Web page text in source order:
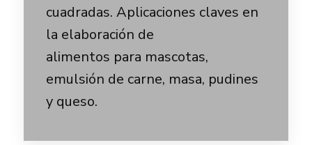
cuadradas. Aplicaciones claves en
la elaboración de
alimentos para mascotas,
emulsión de carne, masa, pudines
y queso.